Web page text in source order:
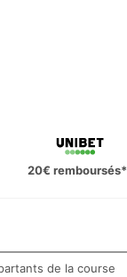
20€ remboursés*
de la course